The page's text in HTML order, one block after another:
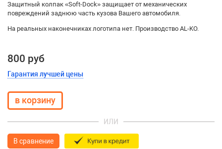
Защитный колпак «Soft-Dock» защищает от механических
повреждений заднюю часть кузова Вашего автомобиля.
На реальных наконечниках логотипа нет. Производство AL-KO.
800 руб
Гарантия лучшей цены
ИЛИ
В сравнение